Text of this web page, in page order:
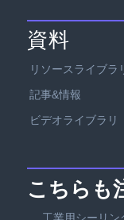
資料
リソースライブラ
記事&情報
ビデオライブラリ
こちらも